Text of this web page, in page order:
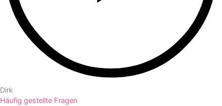
Dirk
Häufig gestellte Fragen